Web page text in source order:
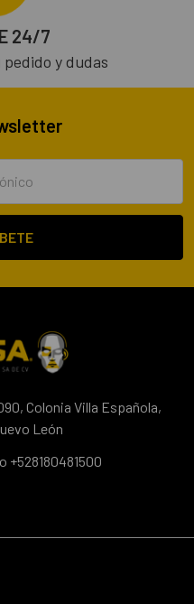
24/7
y dudas
Colonia Villa Española,
León
+528180481500